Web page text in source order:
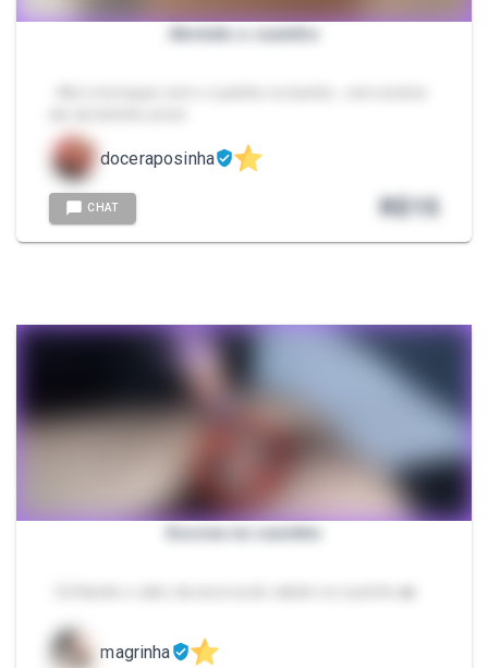
Abrindo o cuzinho
doceraposinha
CHAT R$15
Escova no cuzinho
magrinha